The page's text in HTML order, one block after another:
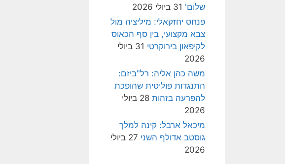
שלום' 31 ביולי 2026
פנחס יחזקאלי: מיליציה מול
צבא מקצועי, בין סף הכאוס
לקיפאון בירוקרטי
31 ביולי
2026
משה כהן אליה: רל"ביזם:
התנגדות פוליטית שהופכת
להפרעה בזהות
28 ביולי
2026
מיכאל ארבל: קינה למלך
גוסטב אדולף השני
27 ביולי
2026